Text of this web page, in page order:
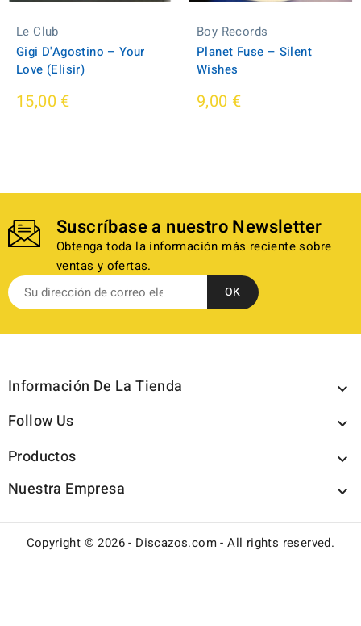
Le Club
Gigi D'Agostino – Your
Love (Elisir)
15,00 €
Boy Records
Planet Fuse ‎– Silent
Wishes
9,00 €
Suscríbase a nuestro Newsletter
Obtenga toda la información más reciente sobre
ventas y ofertas.
Información De La Tienda 
Follow Us 
Productos 
Nuestra Empresa 
Copyright © 2026 - Discazos.com - All rights reserved.